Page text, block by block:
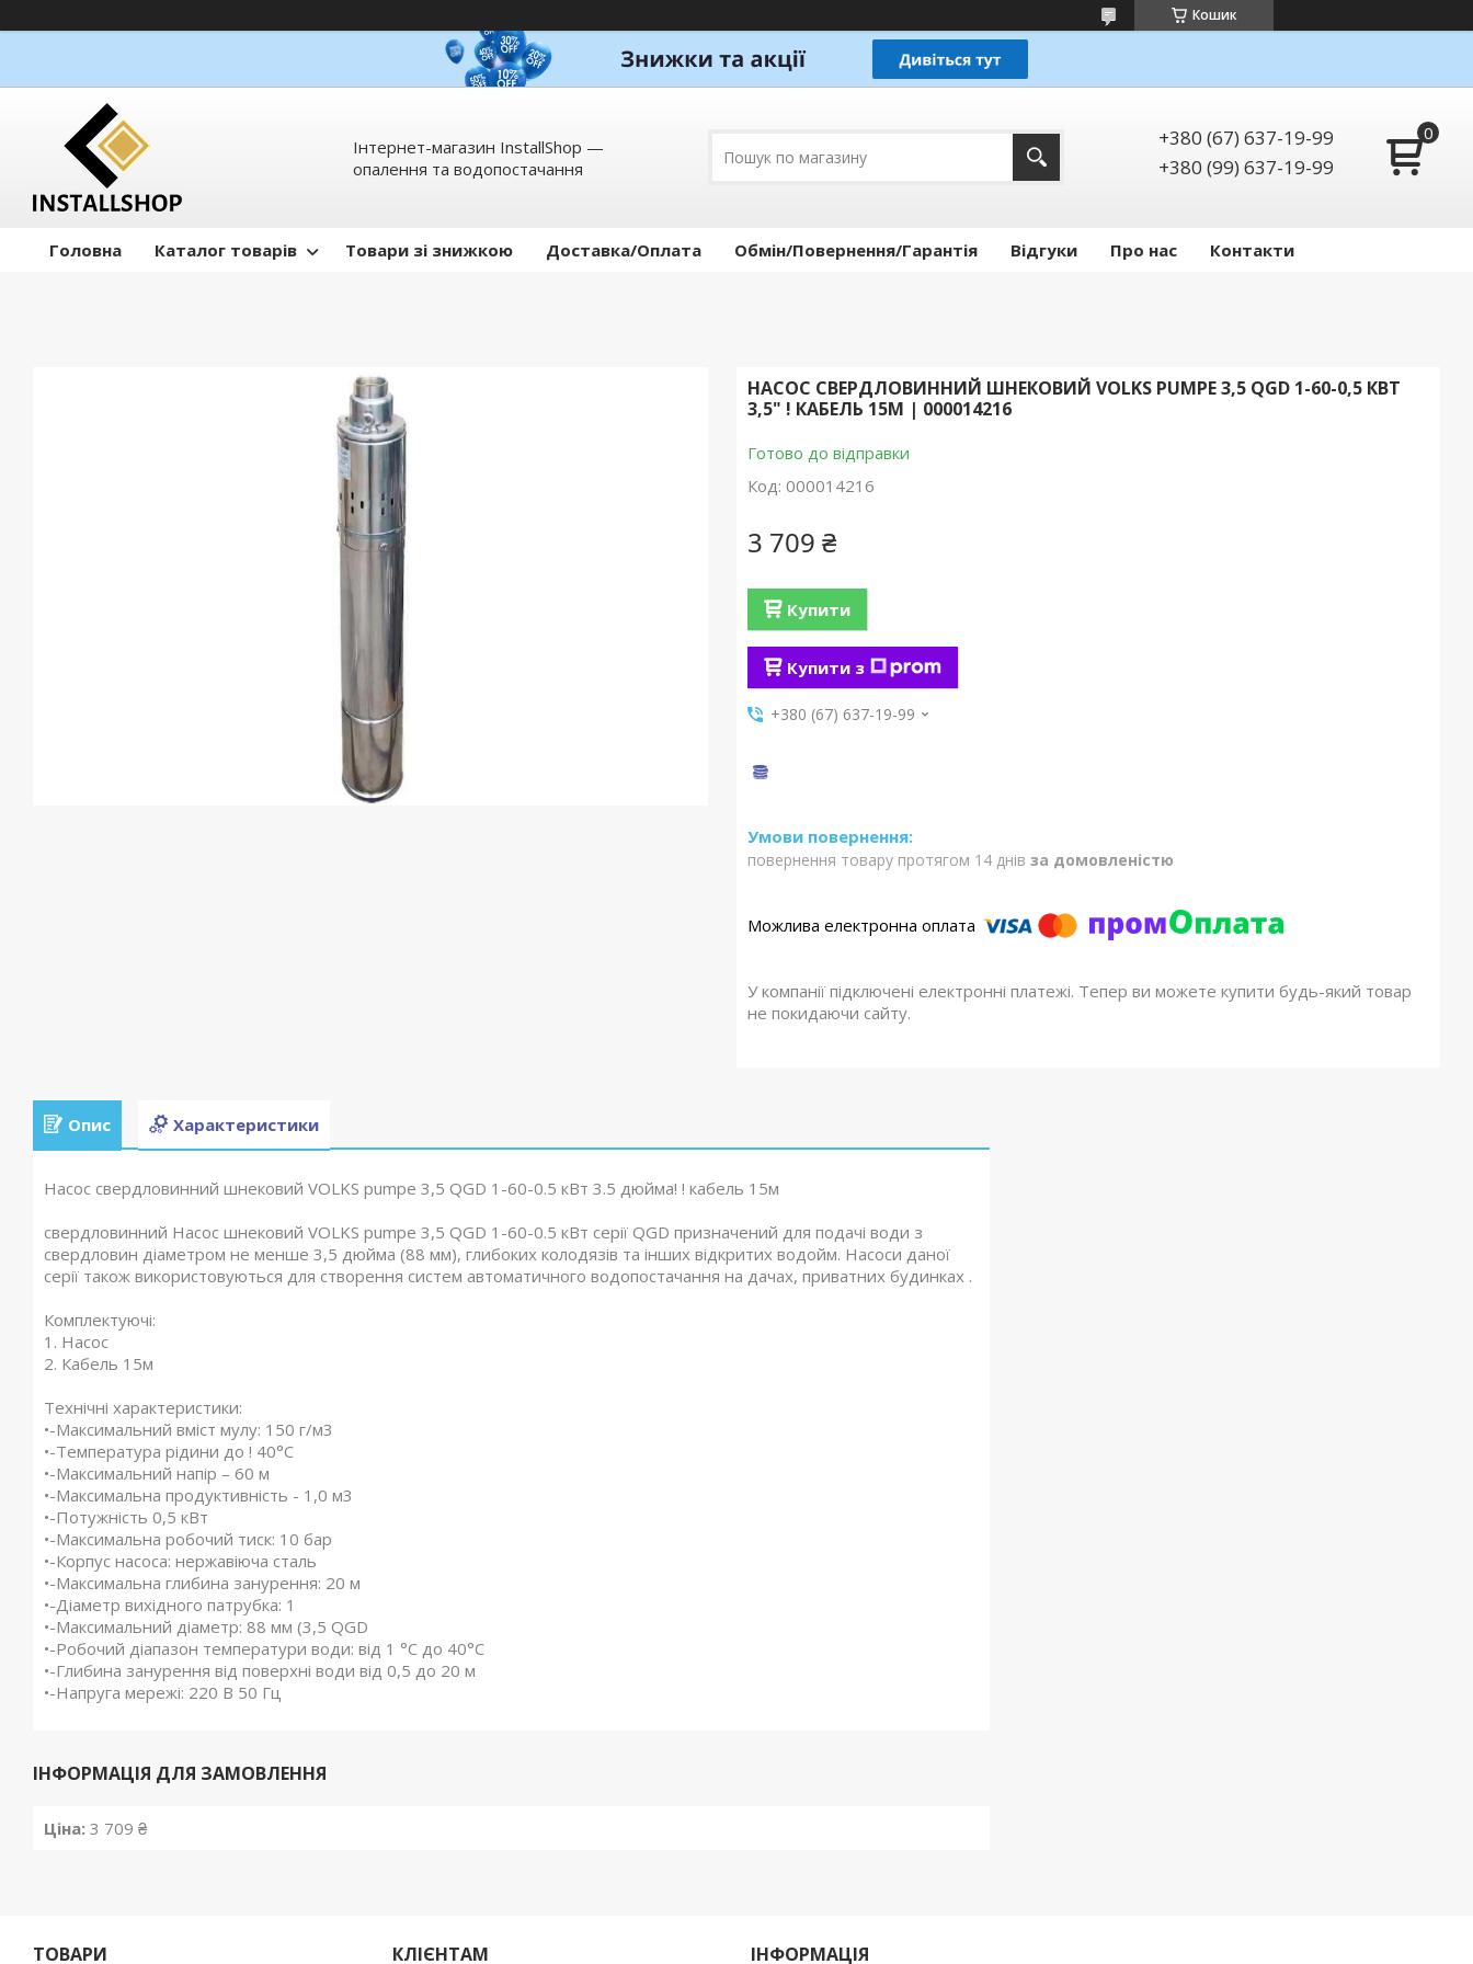
Кошик
Інтернет-магазин InstallShop —
опалення та водопостачання
+380 (67) 637-19-99
+380 (99) 637-19-99
Головна Каталог товарів Товари зі знижкою Доставка/Оплата Обмін/Повернення/Гарантія Відгуки Про нас Контакти
НАСОС СВЕРДЛОВИННИЙ ШНЕКОВИЙ VOLKS PUMPE 3,5 QGD 1-60-0,5 КВТ
3,5" ! КАБЕЛЬ 15М | 000014216
Готово до відправки
Код: 000014216
3 709 ₴
Купити
Купити з
+380 (67) 637-19-99
повернення товару протягом 14 днів за домовленістю
У компанії підключені електронні платежі. Тепер ви можете купити будь-який товар
не покидаючи сайту.
Опис Характеристики
Насос свердловинний шнековий VOLKS pumpe 3,5 QGD 1-60-0.5 кВт 3.5 дюйма! ! кабель 15м
свердловинний Насос шнековий VOLKS pumpe 3,5 QGD 1-60-0.5 кВт серії QGD призначений для подачі води з
свердловин діаметром не менше 3,5 дюйма (88 мм), глибоких колодязів та інших відкритих водойм. Насоси даної
серії також використовуються для створення систем автоматичного водопостачання на дачах, приватних будинках .
Комплектуючі:
1. Насос
2. Кабель 15м
Технічні характеристики:
•-Максимальний вміст мулу: 150 г/м3
•-Температура рідини до ! 40°С
•-Максимальний напір – 60 м
•-Максимальна продуктивність - 1,0 м3
•-Потужність 0,5 кВт
•-Максимальна робочий тиск: 10 бар
•-Корпус насоса: нержавіюча сталь
•-Максимальна глибина занурення: 20 м
•-Діаметр вихідного патрубка: 1
•-Максимальний діаметр: 88 мм (3,5 QGD
•-Робочий діапазон температури води: від 1 °С до 40°С
•-Глибина занурення від поверхні води від 0,5 до 20 м
•-Напруга мережі: 220 В 50 Гц
ІНФОРМАЦІЯ ДЛЯ ЗАМОВЛЕННЯ
Ціна: 3 709 ₴
ТОВАРИ КЛІЄНТАМ ІНФОРМАЦІЯ